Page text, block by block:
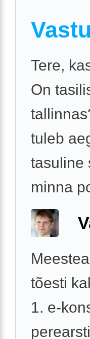
Tere,
On
tuleb
tasuline
minna
tõesti
1. e-